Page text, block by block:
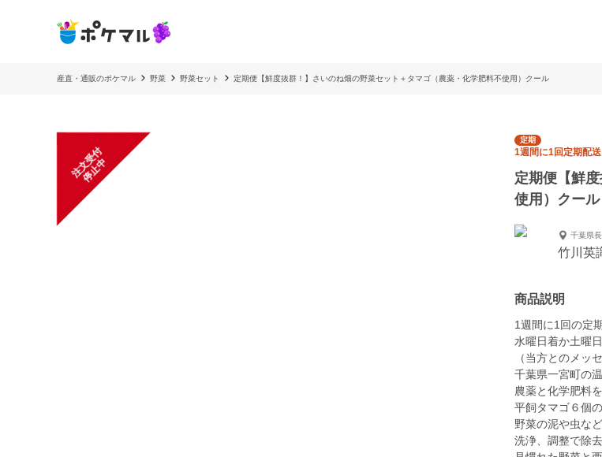
産直・通販のポケマル 野菜 野菜セット 定期便【鮮度抜群！】さいのね畑の野菜セット＋タマゴ（農薬・化学肥料不使用）クール
注
文
受
付
停
止
中
定期
1週間に1回定期配送
定期便【鮮
使用）クール
千葉県
竹川英
商品説明
1週間に1回の定
水曜日着か土曜
（当方とのメッ
千葉県一宮町の
農薬と化学肥料
平飼タマゴ６個
野菜の泥や虫な
洗浄、調整で除